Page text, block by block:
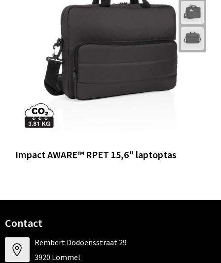
Impact AWARE™ RPET 15,6" laptoptas
Contact
Rembert Dodoensstraat 29
3920 Lommel